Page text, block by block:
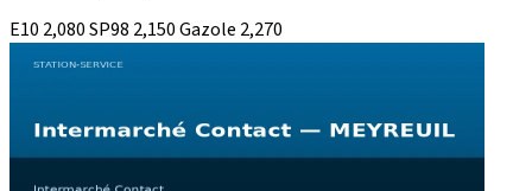
E10 2,080SP98 2,150Gazole 2,270